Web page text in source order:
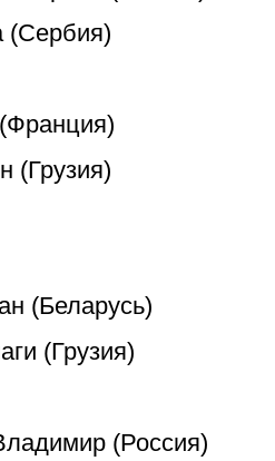
(Сербия)
(Грузия)
(Беларусь)
(Грузия)
(Россия)